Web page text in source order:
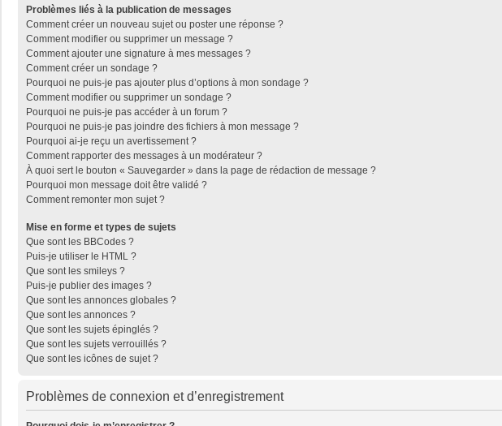
Problèmes liés à la publication de messages
Comment créer un nouveau sujet ou poster une réponse ?
Comment modifier ou supprimer un message ?
Comment ajouter une signature à mes messages ?
Comment créer un sondage ?
Pourquoi ne puis-je pas ajouter plus d’options à mon sondage ?
Comment modifier ou supprimer un sondage ?
Pourquoi ne puis-je pas accéder à un forum ?
Pourquoi ne puis-je pas joindre des fichiers à mon message ?
Pourquoi ai-je reçu un avertissement ?
Comment rapporter des messages à un modérateur ?
À quoi sert le bouton « Sauvegarder » dans la page de rédaction de message ?
Pourquoi mon message doit être validé ?
Comment remonter mon sujet ?
Mise en forme et types de sujets
Que sont les BBCodes ?
Puis-je utiliser le HTML ?
Que sont les smileys ?
Puis-je publier des images ?
Que sont les annonces globales ?
Que sont les annonces ?
Que sont les sujets épinglés ?
Que sont les sujets verrouillés ?
Que sont les icônes de sujet ?
Problèmes de connexion et d’enregistrement